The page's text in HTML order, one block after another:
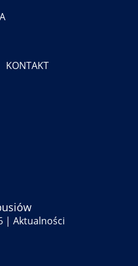
KONTAKT
|Aktualności